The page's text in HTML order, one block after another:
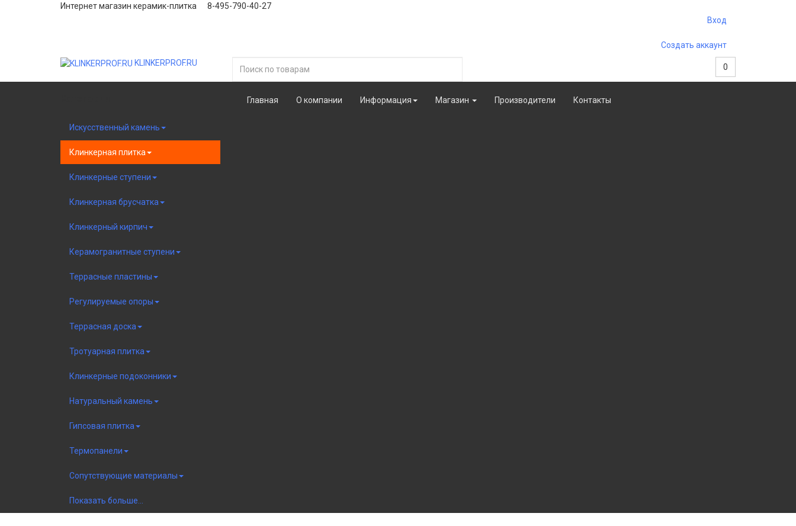
Интернет магазин керамик-плитка 8-495-790-40-27
Вход
Создать аккаунт
KLINKERPROF.RU
0
Искусственный камень
Клинкерная плитка
Клинкерные ступени
Клинкерная брусчатка
Клинкерный кирпич
Керамогранитные ступени
Террасные пластины
Регулируемые опоры
Террасная доска
Тротуарная плитка
Клинкерные подоконники
Натуральный камень
Гипсовая плитка
Термопанели
Сопутствующие материалы
Показать больше...
Главная О компании Информация Магазин Производители Контакты